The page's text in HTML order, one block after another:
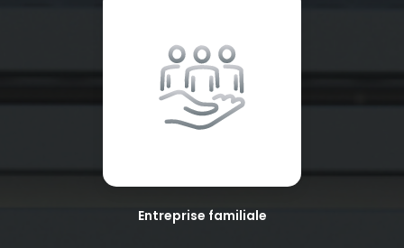
Entreprise familiale